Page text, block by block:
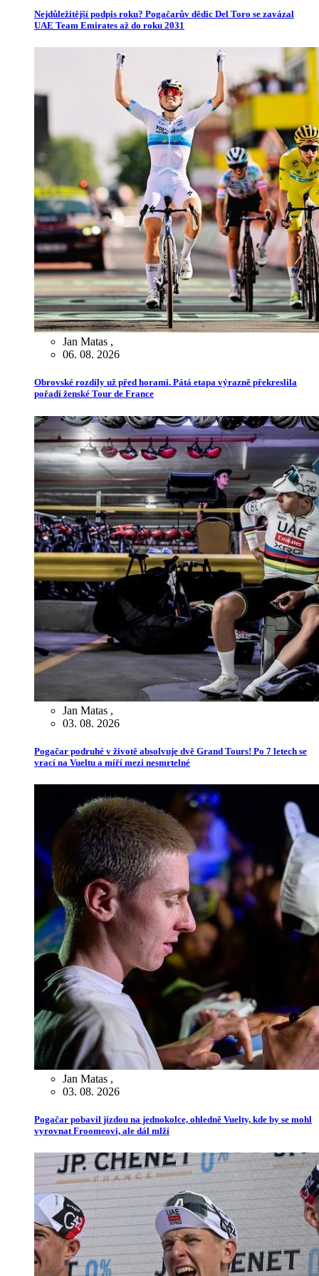
Nejdůležitější podpis roku? Pogačarův dědic Del Toro se zavázal
UAE Team Emirates až do roku 2031
Jan Matas ,
06. 08. 2026
Obrovské rozdíly už před horami. Pátá etapa výrazně překreslila
pořadí ženské Tour de France
Jan Matas ,
03. 08. 2026
Pogačar podruhé v životě absolvuje dvě Grand Tours! Po 7 letech se
vrací na Vueltu a míří mezi nesmrtelné
Jan Matas ,
03. 08. 2026
Pogačar pobavil jízdou na jednokolce, ohledně Vuelty, kde by se mohl
vyrovnat Froomeovi, ale dál mlží